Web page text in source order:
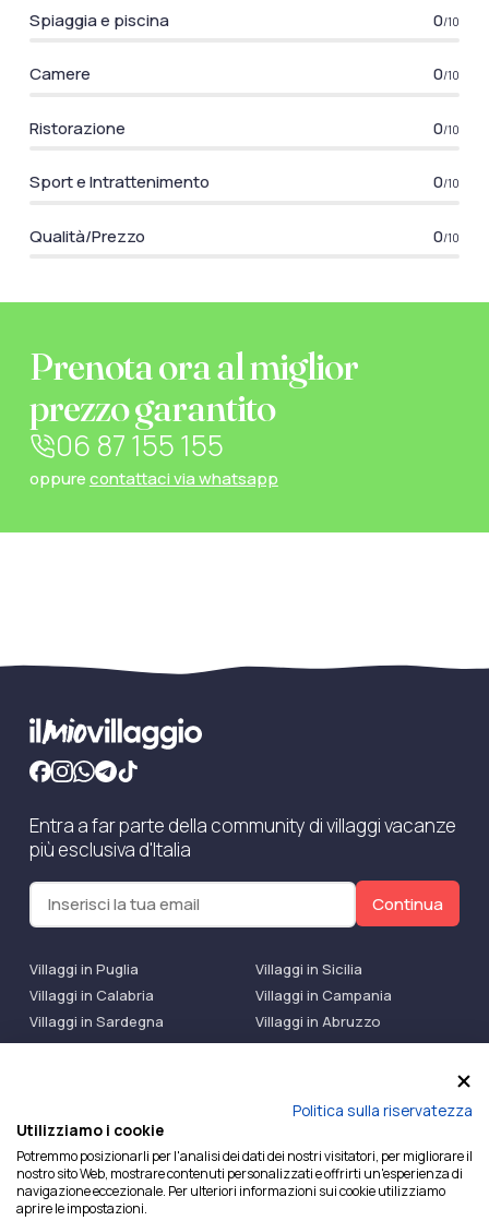
Spiaggia e piscina 0/10
Camere 0/10
Ristorazione 0/10
Sport e Intrattenimento 0/10
Qualità/Prezzo 0/10
Prenota ora al miglior
prezzo garantito
06 87 155 155
oppurecontattaci via whatsapp
Entra a far parte della community di villaggi vacanze
più esclusiva d'Italia
Continua
Villaggi in Puglia
Villaggi in Sicilia
Villaggi in Calabria
Villaggi in Campania
Villaggi in Sardegna
Villaggi in Abruzzo
Villaggi Bluserena
Villaggi TH Resort
Ilmiovillaggio è un marchio di Ekiwi S.r.l.
Licenza Agenzia Viaggi e Turismo n° 2015/0133251 del
26/02/2015 e coperta da RC per Agenzia di Viaggi n°
OX00081147 REVO Specialty LiabilityXTravel Agencies.
Politica sulla riservatezza
Utilizziamo i cookie
Potremmo posizionarli per l'analisi dei dati dei nostri visitatori, per migliorare il
nostro sito Web, mostrare contenuti personalizzati e offrirti un'esperienza di
navigazione eccezionale. Per ulteriori informazioni sui cookie utilizziamo
aprire le impostazioni.